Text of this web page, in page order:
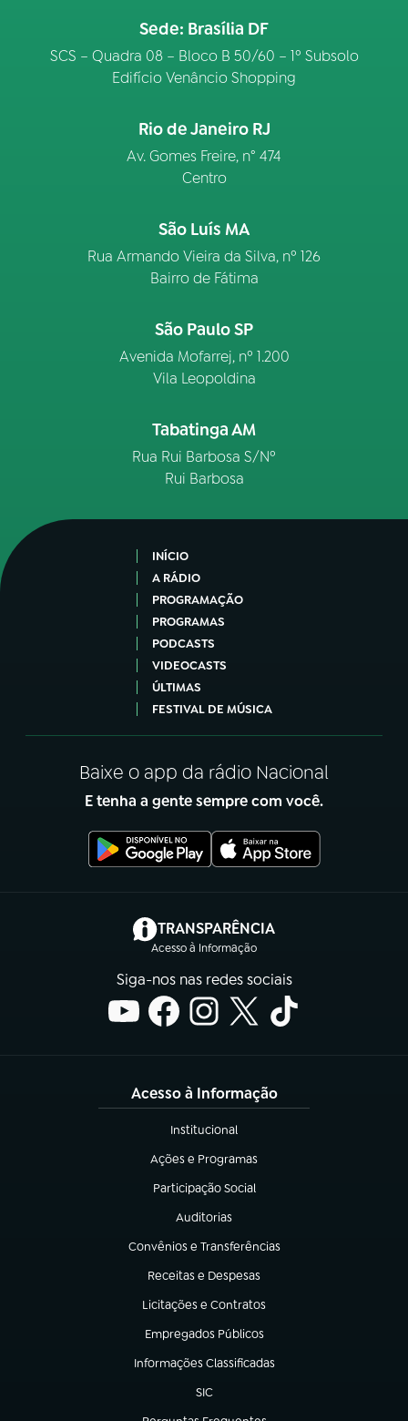
Sede: Brasília DF
SCS – Quadra 08 – Bloco B 50/60 – 1º Subsolo
Edifício Venâncio Shopping
Rio de Janeiro RJ
Av. Gomes Freire, n° 474
Centro
São Luís MA
Rua Armando Vieira da Silva, nº 126
Bairro de Fátima
São Paulo SP
Avenida Mofarrej, nº 1.200
Vila Leopoldina
Tabatinga AM
Rua Rui Barbosa S/Nº
Rui Barbosa
INÍCIO
A RÁDIO
PROGRAMAÇÃO
PROGRAMAS
PODCASTS
VIDEOCASTS
ÚLTIMAS
FESTIVAL DE MÚSICA
Baixe o app da rádio Nacional
E tenha a gente sempre com você.
TRANSPARÊNCIA
Acesso à Informação
(abre em nova aba)
Siga-nos nas redes sociais
Acesso à Informação
Institucional
(abre em nova aba)
Ações e Programas
(abre em nova aba)
Participação Social
(abre em nova aba)
Auditorias
(abre em nova aba)
Convênios e Transferências
(abre em nova aba)
Receitas e Despesas
(abre em nova aba)
Licitações e Contratos
(abre em nova aba)
Empregados Públicos
(abre em nova aba)
Informações Classificadas
(abre em nova aba)
SIC
(abre em nova aba)